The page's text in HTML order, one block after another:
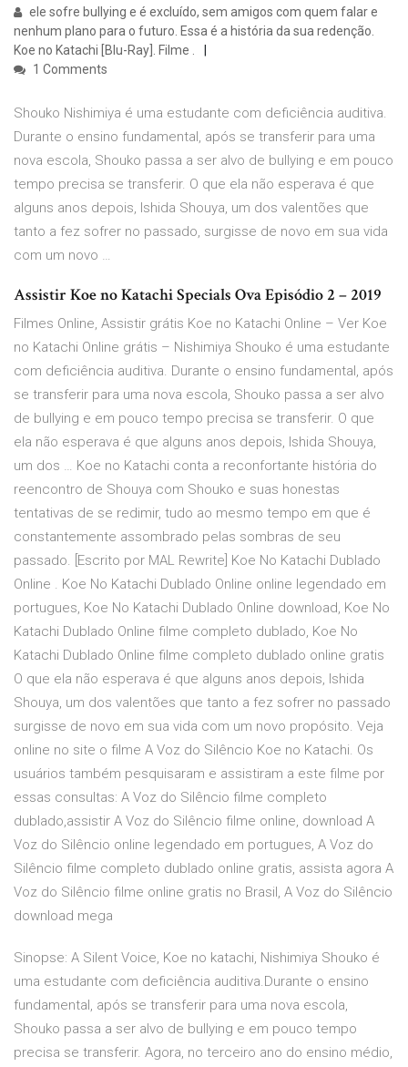
ele sofre bullying e é excluído, sem amigos com quem falar e
nenhum plano para o futuro. Essa é a história da sua redenção.
Koe no Katachi [Blu-Ray]. Filme .
1 Comments
Shouko Nishimiya é uma estudante com deficiência auditiva.
Durante o ensino fundamental, após se transferir para uma
nova escola, Shouko passa a ser alvo de bullying e em pouco
tempo precisa se transferir. O que ela não esperava é que
alguns anos depois, Ishida Shouya, um dos valentões que
tanto a fez sofrer no passado, surgisse de novo em sua vida
com um novo …
Assistir Koe no Katachi Specials Ova Episódio 2 – 2019
Filmes Online, Assistir grátis Koe no Katachi Online – Ver Koe
no Katachi Online grátis – Nishimiya Shouko é uma estudante
com deficiência auditiva. Durante o ensino fundamental, após
se transferir para uma nova escola, Shouko passa a ser alvo
de bullying e em pouco tempo precisa se transferir. O que
ela não esperava é que alguns anos depois, Ishida Shouya,
um dos … Koe no Katachi conta a reconfortante história do
reencontro de Shouya com Shouko e suas honestas
tentativas de se redimir, tudo ao mesmo tempo em que é
constantemente assombrado pelas sombras de seu
passado. [Escrito por MAL Rewrite] Koe No Katachi Dublado
Online . Koe No Katachi Dublado Online online legendado em
portugues, Koe No Katachi Dublado Online download, Koe No
Katachi Dublado Online filme completo dublado, Koe No
Katachi Dublado Online filme completo dublado online gratis
O que ela não esperava é que alguns anos depois, Ishida
Shouya, um dos valentões que tanto a fez sofrer no passado
surgisse de novo em sua vida com um novo propósito. Veja
online no site o filme A Voz do Silêncio Koe no Katachi. Os
usuários também pesquisaram e assistiram a este filme por
essas consultas: A Voz do Silêncio filme completo
dublado,assistir A Voz do Silêncio filme online, download A
Voz do Silêncio online legendado em portugues, A Voz do
Silêncio filme completo dublado online gratis, assista agora A
Voz do Silêncio filme online gratis no Brasil, A Voz do Silêncio
download mega
Sinopse: A Silent Voice, Koe no katachi, Nishimiya Shouko é
uma estudante com deficiência auditiva.Durante o ensino
fundamental, após se transferir para uma nova escola,
Shouko passa a ser alvo de bullying e em pouco tempo
precisa se transferir. Agora, no terceiro ano do ensino médio,